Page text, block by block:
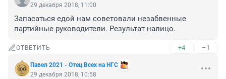
29 декабря 2018, 11:00
Запасаться едой нам советовали незабвенные
партийные руководители. Результат налицо.
ОТВЕТИТЬ +4 –1
Павел 2021 - Отец Всех на НГС
29 декабря 2018, 10:58